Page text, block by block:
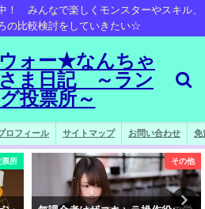
！ みんなで楽しくモンスターやスキル、
の比較検討をしていきたい☆
ォー★なんちゃ
ま日記 ～ラン
投票所～
ロフィール サイトマップ お問い合わせ 免
票所 その他